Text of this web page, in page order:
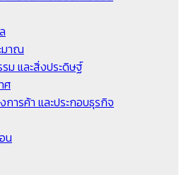
มาณ
และสิ่งประดิษฐ์
ศ
ารค้า และประกอบธุรกิจ
น